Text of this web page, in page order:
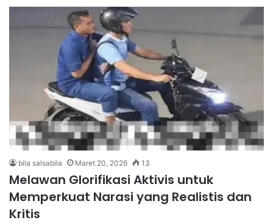
bila salsabila Maret 20, 2026 13
Melawan Glorifikasi Aktivis untuk
Memperkuat Narasi yang Realistis dan
Kritis